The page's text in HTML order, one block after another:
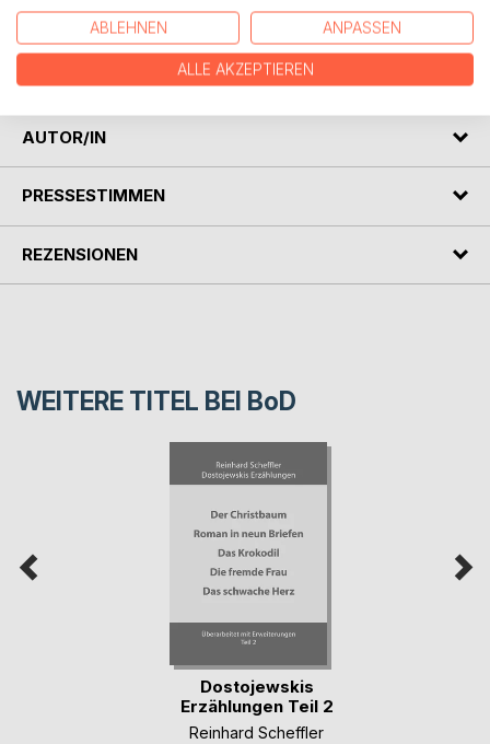
Ich bin immer nett und liebenswürdig,
wenn ich mit mir selbst zufrieden bin // 1862
AUTOR/IN
PRESSESTIMMEN
REZENSIONEN
WEITERE TITEL BEI BoD
Dostojewskis
Erzählungen Teil 2
Reinhard Scheffler
ABLEHNEN ANPASSEN
ALLE AKZEPTIEREN